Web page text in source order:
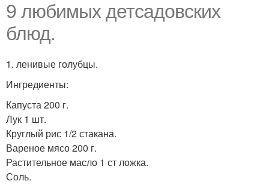
9 любимых детсадовских
блюд.
1. ленивые голубцы.
Ингредиенты:
Капуста 200 г.
Лук 1 шт.
Круглый рис 1/2 стакана.
Вареное мясо 200 г.
Растительное масло 1 ст ложка.
Соль.